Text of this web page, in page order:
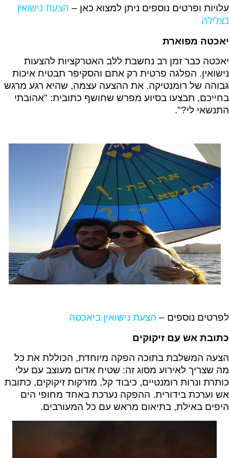
עלויות ופרטים נוספים ניתן למצוא כאן – הצעת נישואין
בצלילה
יאכטה מפוארת
יאכטה כבר זמן רב נחשבת ללב האטרקציות להצעות
נישואין. הפלגה פרטית רק אתם והסקיפר תבטיח איכות
גבוהה של רומנטיקה. את ההצעה עצמה, שהיא רגע מרגש
בחייכם, תבצעו בסיוע מפרש שחושף כתובית: "אהובתי
התנשאי לי?".
לפרטים נוספים – הצעת נישואין ביאכטה
כתובת אש עם זיקוקים
הצעה המשלבת בתוכה הפקה מיוחדת, הכוללת את כל
מה שצריך לאירוע מסוג זה: שטיח אדום מעוצב עם עלי
כותרת ונרות רומנטיים, כיבוד קל, מזרקות זיקוקים, כתובת
אש וערכת בידורית. ההפקה נערכת באחד מחופי הים
היפים באילת, בתיאום מראש עם כל המעורבים.